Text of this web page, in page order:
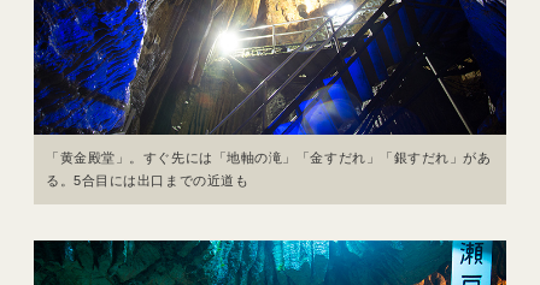
「黄金殿堂」。すぐ先には「地軸の滝」「金すだれ」「銀すだれ」があ
る。5合目には出口までの近道も